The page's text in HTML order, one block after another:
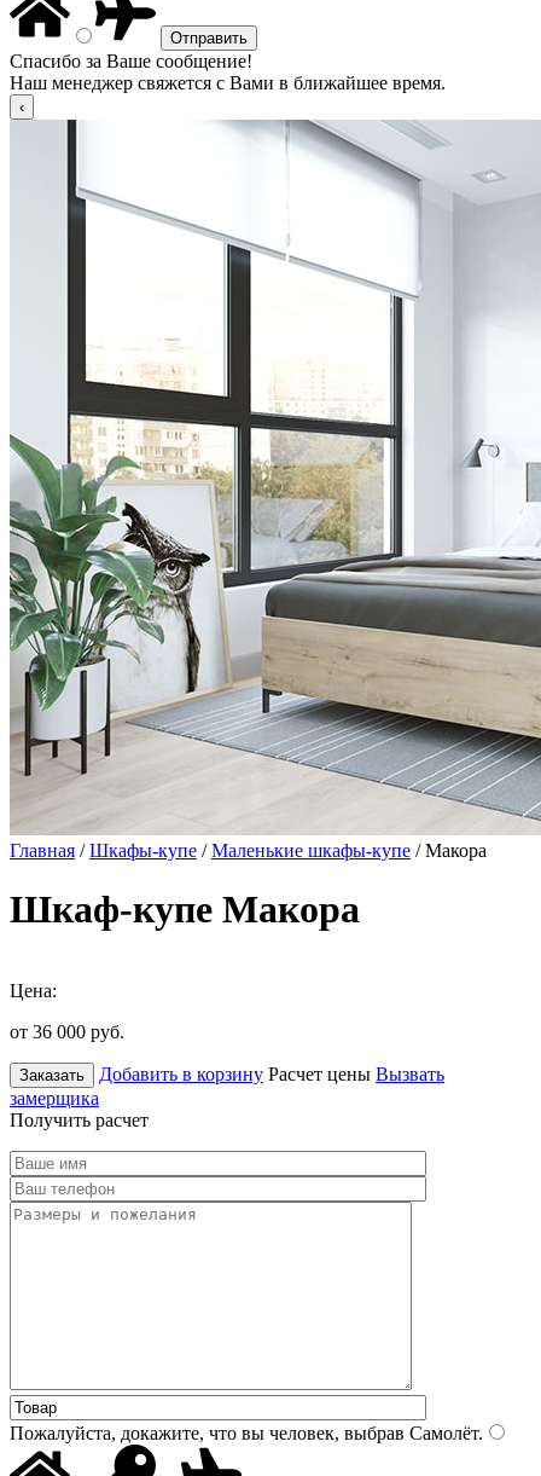
Спасибо за Ваше сообщение!
Наш менеджер свяжется с Вами в ближайшее время.
Главная /Шкафы-купе /Маленькие шкафы-купе / Макора
Шкаф-купе Макора
Цена:
от 36 000 руб.
Заказать Добавить в корзину Расчет цены Вызвать
замерщика
Получить расчет
Пожалуйста, докажите, что вы человек, выбрав Самолёт.